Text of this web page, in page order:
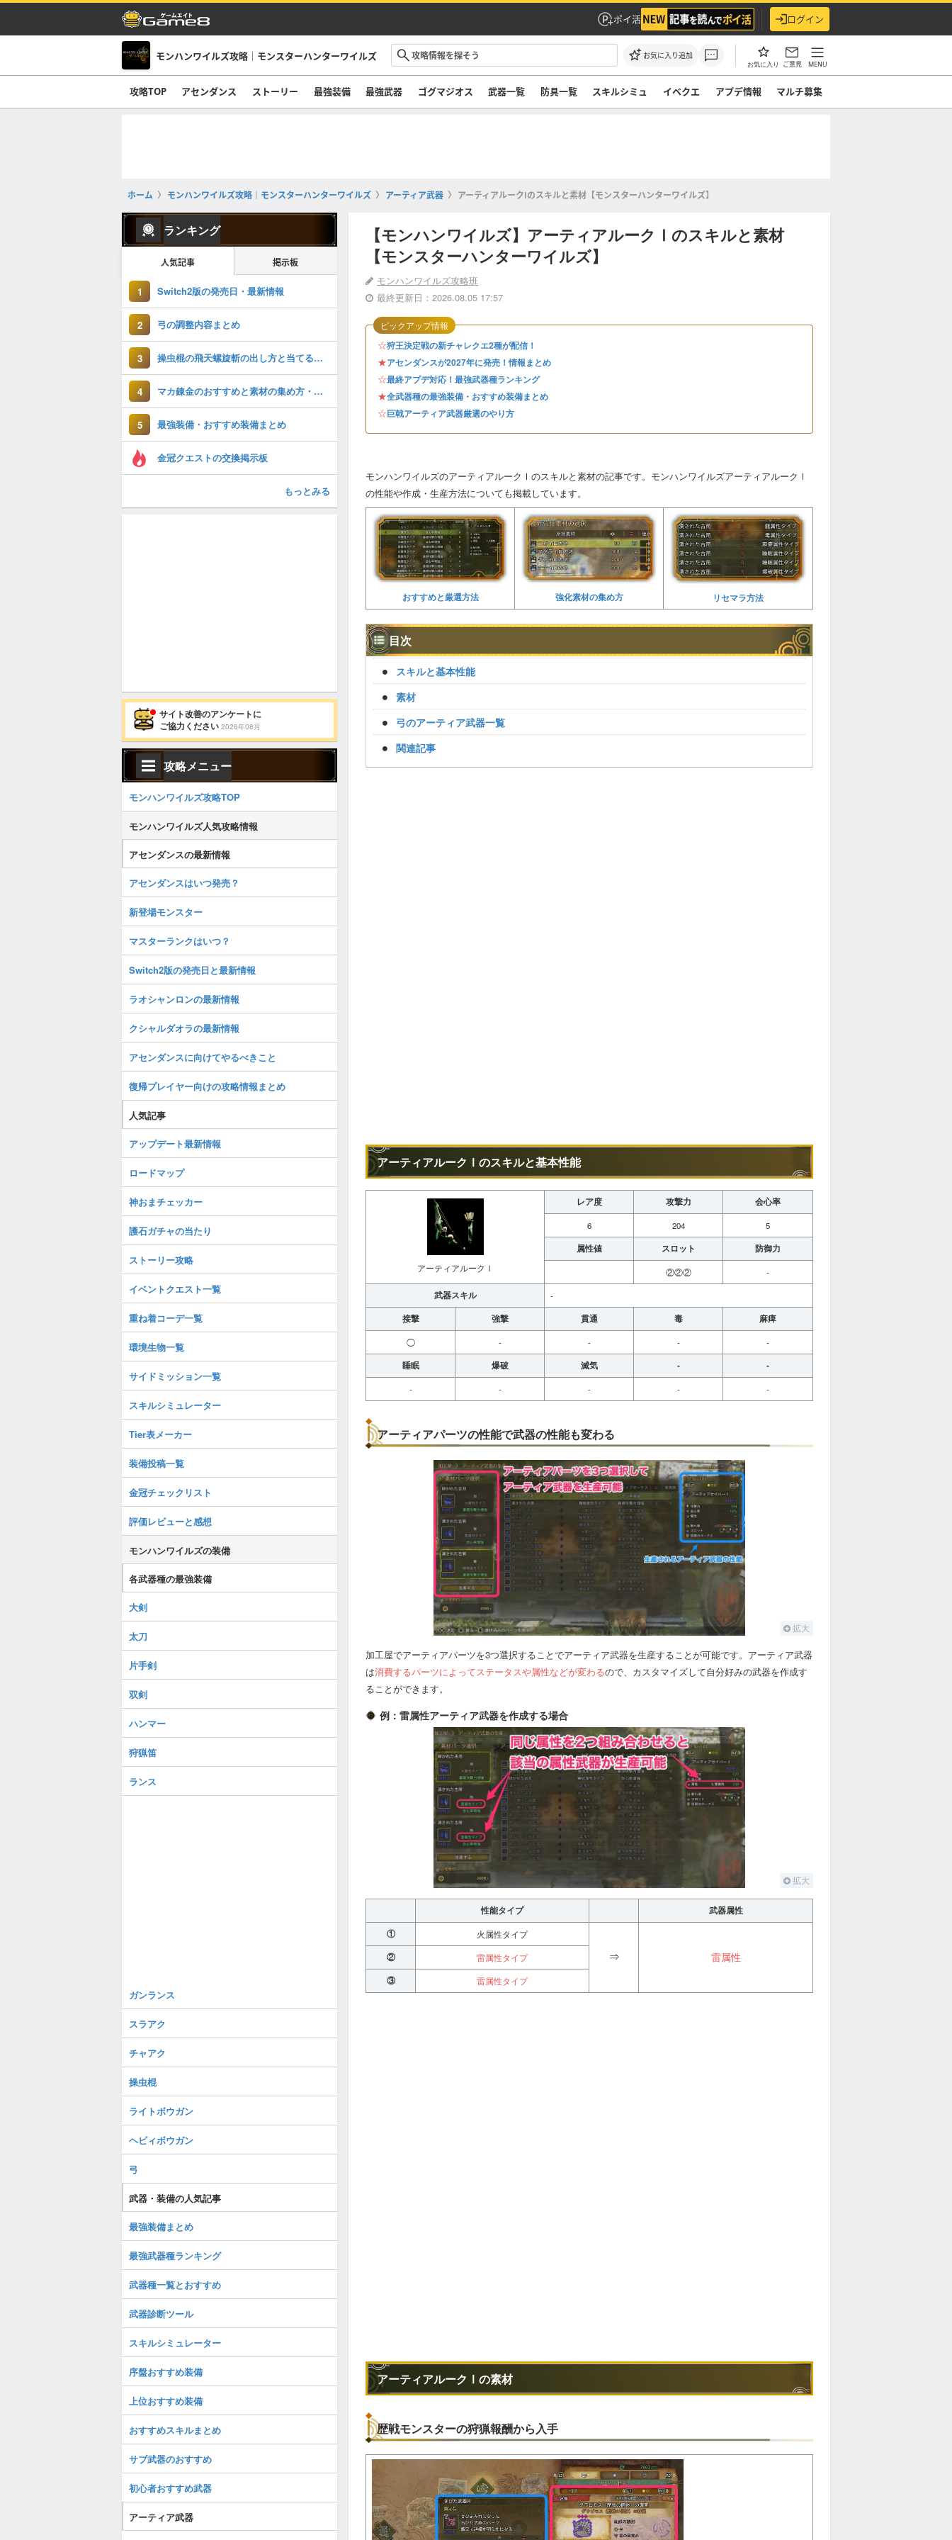
ポイ活 ログイン
モンハンワイルズ攻略｜モンスターハンターワイルズ お気に入り追加
お気に入り ご意見 MENU
攻略TOP アセンダンス ストーリー 最強装備 最強武器 ゴグマジオス 武器一覧 防具一覧 スキルシミュ イベクエ アプデ情報 マルチ募集
ホーム モンハンワイルズ攻略｜モンスターハンターワイルズ アーティア武器 アーティアルークⅠのスキルと素材【モンスターハンターワイルズ】
【モンハンワイルズ】アーティアルークⅠのスキルと素材
【モンスターハンターワイルズ】
モンハンワイルズ攻略班
最終更新日：2026.08.05 17:57
☆狩王決定戦の新チャレクエ2種が配信！
★アセンダンスが2027年に発売！情報まとめ
☆最終アプデ対応！最強武器種ランキング
★全武器種の最強装備・おすすめ装備まとめ
☆巨戟アーティア武器厳選のやり方
ピックアップ情報
モンハンワイルズのアーティアルークⅠのスキルと素材の記事です。モンハンワイルズアーティアルークⅠ
の性能や作成・生産方法についても掲載しています。
おすすめと厳選方法 強化素材の集め方 リセマラ方法
目次
スキルと基本性能
素材
弓のアーティア武器一覧
関連記事
アーティアルークⅠのスキルと基本性能
アーティアルークⅠ
レア度 攻撃力 会心率
6 204 5
属性値 スロット 防御力
②②② -
武器スキル -
接撃 強撃 貫通 毒 麻痺
◯ - - - -
睡眠 爆破 滅気 - -
- - - - -
アーティアパーツの性能で武器の性能も変わる
拡大
加工屋でアーティアパーツを3つ選択することでアーティア武器を生産することが可能です。アーティア武器
は消費するパーツによってステータスや属性などが変わるので、カスタマイズして自分好みの武器を作成す
ることができます。
例：雷属性アーティア武器を作成する場合
拡大
性能タイプ
武器属性
①
火属性タイプ
⇒ 雷属性
② 雷属性タイプ
③ 雷属性タイプ
アーティアルークⅠの素材
歴戦モンスターの狩猟報酬から入手
ランキング
人気記事 掲示板
1 Switch2版の発売日・最新情報
2 弓の調整内容まとめ
3 操虫棍の飛天螺旋斬の出し方と当てるコツ
4 マカ錬金のおすすめと素材の集め方・場所
5 最強装備・おすすめ装備まとめ
金冠クエストの交換掲示板
もっとみる
サイト改善のアンケートに
ご協力ください 2026年08月
攻略メニュー
モンハンワイルズ攻略TOP
モンハンワイルズ人気攻略情報
アセンダンスの最新情報
アセンダンスはいつ発売？
新登場モンスター
マスターランクはいつ？
Switch2版の発売日と最新情報
ラオシャンロンの最新情報
クシャルダオラの最新情報
アセンダンスに向けてやるべきこと
復帰プレイヤー向けの攻略情報まとめ
人気記事
アップデート最新情報
ロードマップ
神おまチェッカー
護石ガチャの当たり
ストーリー攻略
イベントクエスト一覧
重ね着コーデ一覧
環境生物一覧
サイドミッション一覧
スキルシミュレーター
Tier表メーカー
装備投稿一覧
金冠チェックリスト
評価レビューと感想
モンハンワイルズの装備
各武器種の最強装備
大剣
太刀
片手剣
双剣
ハンマー
狩猟笛
ランス
ガンランス
スラアク
チャアク
操虫棍
ライトボウガン
ヘビィボウガン
弓
武器・装備の人気記事
最強装備まとめ
最強武器種ランキング
武器種一覧とおすすめ
武器診断ツール
スキルシミュレーター
序盤おすすめ装備
上位おすすめ装備
おすすめスキルまとめ
サブ武器のおすすめ
初心者おすすめ武器
アーティア武器